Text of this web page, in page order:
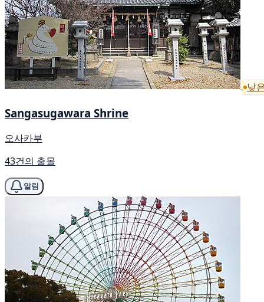
낮
Sangasugawara Shrine
오사카부
43건의 출몰
알림